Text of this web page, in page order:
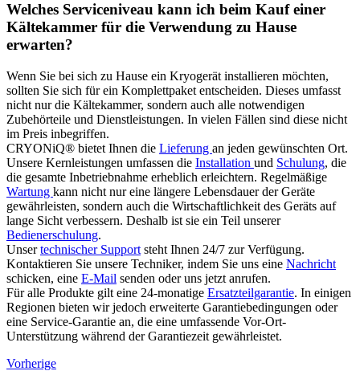
Welches Serviceniveau kann ich beim Kauf einer
Kältekammer für die Verwendung zu Hause
erwarten?
Wenn Sie bei sich zu Hause ein Kryogerät installieren möchten,
sollten Sie sich für ein Komplettpaket entscheiden. Dieses umfasst
nicht nur die Kältekammer, sondern auch alle notwendigen
Zubehörteile und Dienstleistungen. In vielen Fällen sind diese nicht
im Preis inbegriffen.
CRYONiQ® bietet Ihnen die Lieferung an jeden gewünschten Ort.
Unsere Kernleistungen umfassen die Installation und Schulung, die
die gesamte Inbetriebnahme erheblich erleichtern. Regelmäßige
Wartung kann nicht nur eine längere Lebensdauer der Geräte
gewährleisten, sondern auch die Wirtschaftlichkeit des Geräts auf
lange Sicht verbessern. Deshalb ist sie ein Teil unserer
Bedienerschulung.
Unsertechnischer Support steht Ihnen 24/7 zur Verfügung.
Kontaktieren Sie unsere Techniker, indem Sie uns eine Nachricht
schicken, eine E-Mail senden oder uns jetzt anrufen.
Für alle Produkte gilt eine 24-monatige Ersatzteilgarantie. In einigen
Regionen bieten wir jedoch erweiterte Garantiebedingungen oder
eine Service-Garantie an, die eine umfassende Vor-Ort-
Unterstützung während der Garantiezeit gewährleistet.
Vorherige